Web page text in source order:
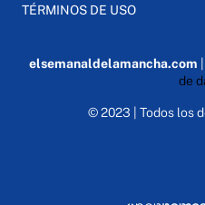
TÉRMINOS DE USO
elsemanaldelamancha.com
de
© 2023 | Todos los